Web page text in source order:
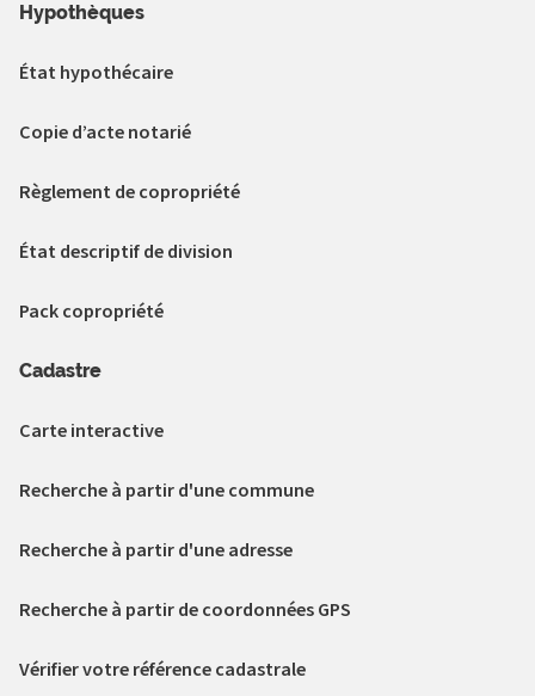
Hypothèques
État hypothécaire
Copie d’acte notarié
Règlement de copropriété
État descriptif de division
Pack copropriété
Cadastre
Carte interactive
Recherche à partir d'une commune
Recherche à partir d'une adresse
Recherche à partir de coordonnées GPS
Vérifier votre référence cadastrale